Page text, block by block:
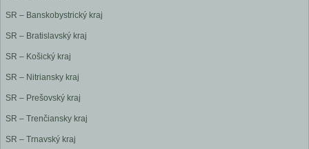
SR – Banskobystrický kraj
SR – Bratislavský kraj
SR – Košický kraj
SR – Nitriansky kraj
SR – Prešovský kraj
SR – Trenčiansky kraj
SR – Trnavský kraj